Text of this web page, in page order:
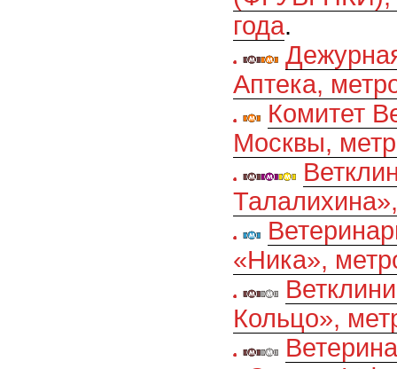
года.
Аптека,
Комитет
Москвы,
«Ника»,
Кольцо»,